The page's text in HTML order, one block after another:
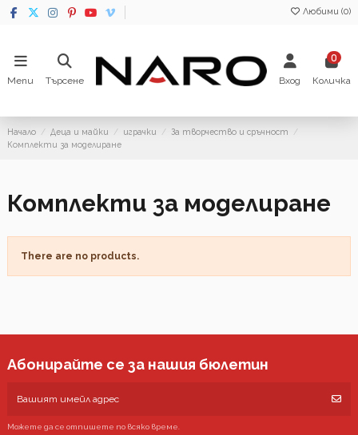
Любими (0)
Menu Търсене Вход
0
Количка
Начало Деца и майки играчки
За творчество и сръчност
Комплекти за моделиране
Комплекти за моделиране
There are no products.
Абонирайте се за нашия бюлетин
Можете да се отпишете по всяко време.